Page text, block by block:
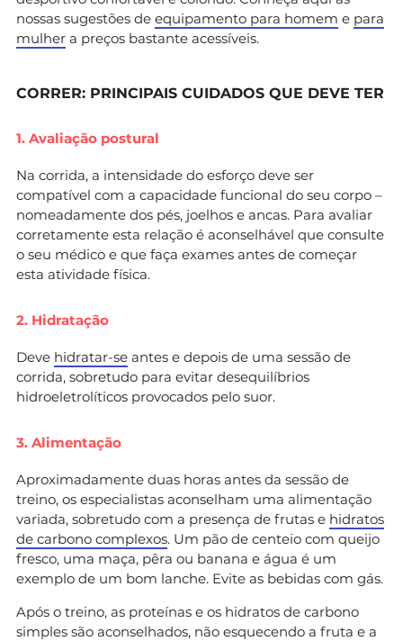
nossas sugestões de equipamento para homem e para
mulher a preços bastante acessíveis.
CORRER: PRINCIPAIS CUIDADOS QUE DEVE TER
1. Avaliação postural
Na corrida, a intensidade do esforço deve ser
compatível com a capacidade funcional do seu corpo –
nomeadamente dos pés, joelhos e ancas. Para avaliar
corretamente esta relação é aconselhável que consulte
o seu médico e que faça exames antes de começar
esta atividade física.
2. Hidratação
Deve hidratar-se antes e depois de uma sessão de
corrida, sobretudo para evitar desequilíbrios
hidroeletrolíticos provocados pelo suor.
3. Alimentação
Aproximadamente duas horas antes da sessão de
treino, os especialistas aconselham uma alimentação
variada, sobretudo com a presença de frutas e hidratos
de carbono complexos. Um pão de centeio com queijo
fresco, uma maça, pêra ou banana e água é um
exemplo de um bom lanche. Evite as bebidas com gás.
Após o treino, as proteínas e os hidratos de carbono
simples são aconselhados, não esquecendo a fruta e a